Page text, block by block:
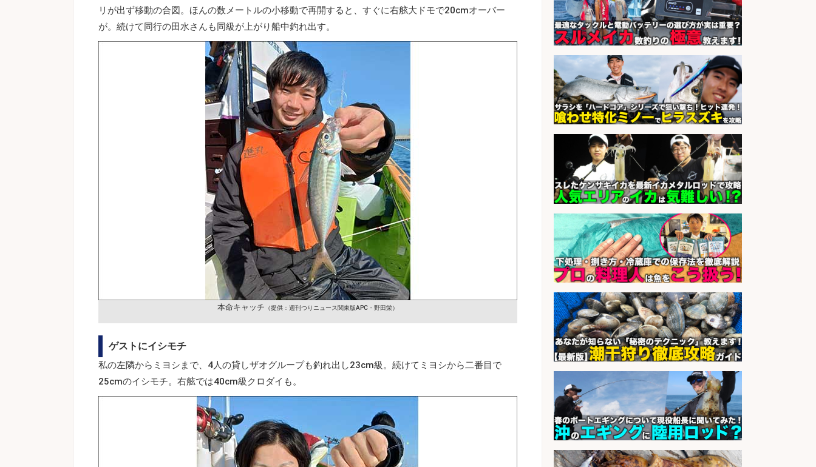
リが出ず移動の合図。ほんの数メートルの小移動で再開すると、すぐに右舷大ドモで20cmオーバー
が。続けて同行の田水さんも同級が上がり船中釣れ出す。
本命キャッチ （提供：週刊つりニュース関東版APC・野田栄）
ゲストにイシモチ
私の左隣からミヨシまで、4人の貸しザオグループも釣れ出し23cm級。続けてミヨシから二番目で
25cmのイシモチ。右舷では40cm級クロダイも。
ッフ」/3つの働き方が選べる
会社名 株式会社旬
sponsored by 求人ボックス
さらに求人情報を見る